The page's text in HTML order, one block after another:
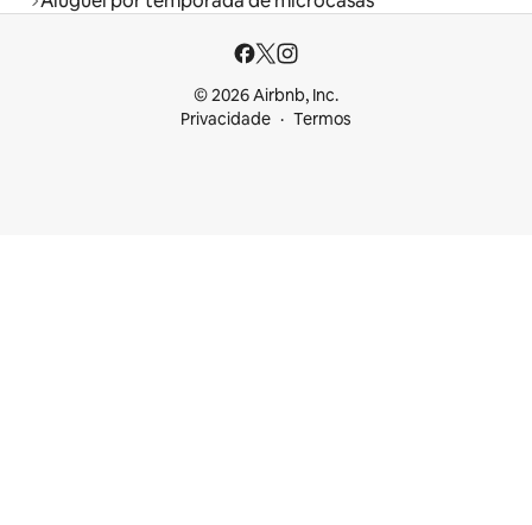
© 2026 Airbnb, Inc.
Privacidade
Termos